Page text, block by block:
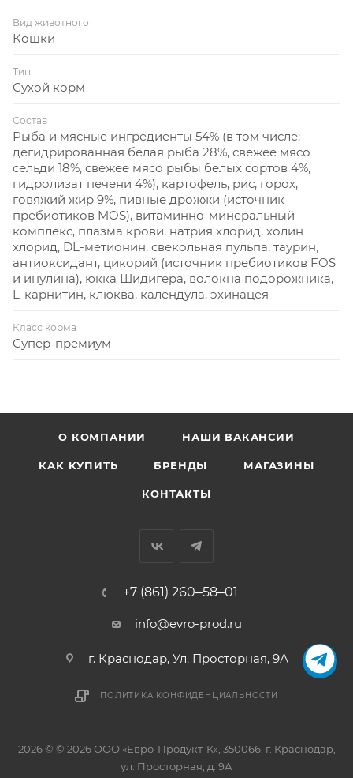
Вид животного
Кошки
Тип
Сухой корм
Состав
Рыба и мясные ингредиенты 54% (в том числе:
дегидрированная белая рыба 28%, свежее мясо
сельди 18%, свежее мясо рыбы белых сортов 4%,
гидролизат печени 4%), картофель, рис, горох,
говяжий жир 9%, пивные дрожжи (источник
пребиотиков MOS), витаминно-минеральный
комплекс, плазма крови, натрия хлорид, холин
хлорид, DL-метионин, свекольная пульпа, таурин,
антиоксидант, цикорий (источник пребиотиков FOS
и инулина), юкка Шидигера, волокна подорожника,
L-карнитин, клюква, календула, эхинацея
Класс корма
Супер-премиум
О КОМПАНИИ НАШИ ВАКАНСИИ
КАК КУПИТЬ БРЕНДЫ МАГАЗИНЫ
КОНТАКТЫ
+7 (861) 260‒58‒01
info@evro-prod.ru
г. Краснодар, ​Ул. Просторная, 9А
ПОЛИТИКА КОНФИДЕНЦИАЛЬНОСТИ
2026 © © 2026 ООО «Евро-Продукт-К», 350066, г. Краснодар,
ул. Просторная, д. 9А